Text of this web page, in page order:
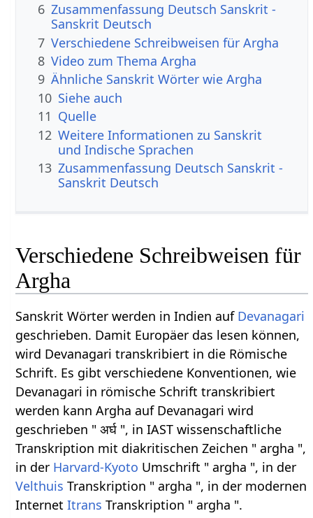
6 Zusammenfassung Deutsch Sanskrit -
Sanskrit Deutsch
7 Verschiedene Schreibweisen für Argha
8 Video zum Thema Argha
9 Ähnliche Sanskrit Wörter wie Argha
10 Siehe auch
11 Quelle
12 Weitere Informationen zu Sanskrit
und Indische Sprachen
13 Zusammenfassung Deutsch Sanskrit -
Sanskrit Deutsch
Verschiedene Schreibweisen für
Argha
Sanskrit Wörter werden in Indien auf Devanagari
geschrieben. Damit Europäer das lesen können,
wird Devanagari transkribiert in die Römische
Schrift. Es gibt verschiedene Konventionen, wie
Devanagari in römische Schrift transkribiert
werden kann Argha auf Devanagari wird
geschrieben " अर्घ ", in IAST wissenschaftliche
Transkription mit diakritischen Zeichen " argha ",
in der Harvard-Kyoto Umschrift " argha ", in der
Velthuis Transkription " argha ", in der modernen
InternetItrans Transkription " argha ".